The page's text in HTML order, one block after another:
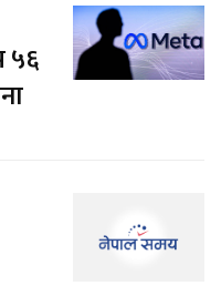
५६